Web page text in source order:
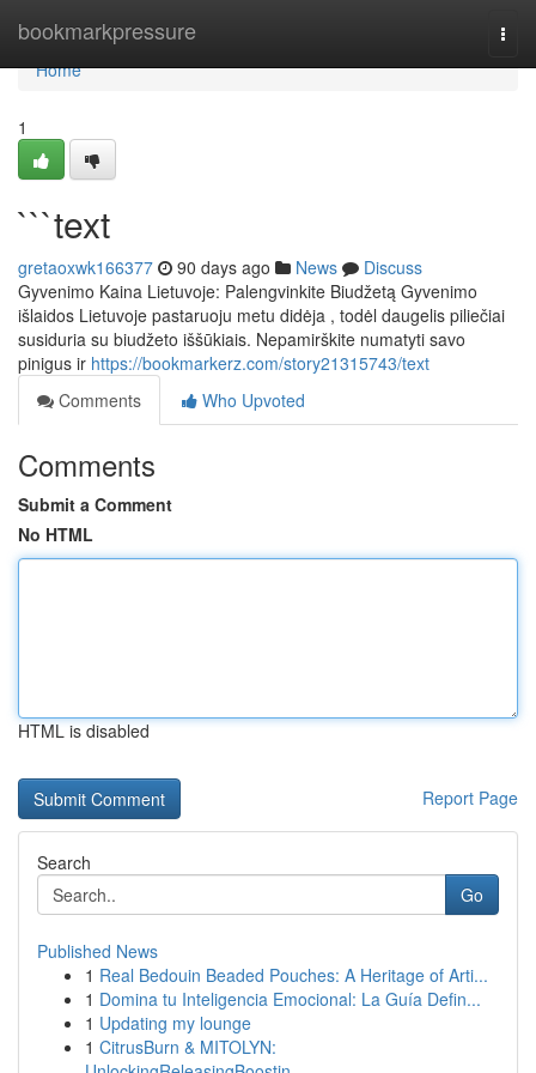
bookmarkpressure
Home
Home
1
```text
gretaoxwk166377 90 days ago News
Discuss
Gyvenimo Kaina Lietuvoje: Palengvinkite Biudžetą Gyvenimo
išlaidos Lietuvoje pastaruoju metu didėja , todėl daugelis piliečiai
susiduria su biudžeto iššūkiais. Nepamirškite numatyti savo
pinigus ir https://bookmarkerz.com/story21315743/text
Comments
Who Upvoted
Comments
Submit a Comment
No HTML
HTML is disabled
Report Page
Search
Go
Published News
1 Real Bedouin Beaded Pouches: A Heritage of Arti...
1 Domina tu Inteligencia Emocional: La Guía Defin...
1 Updating my lounge
1 CitrusBurn & MITOLYN: